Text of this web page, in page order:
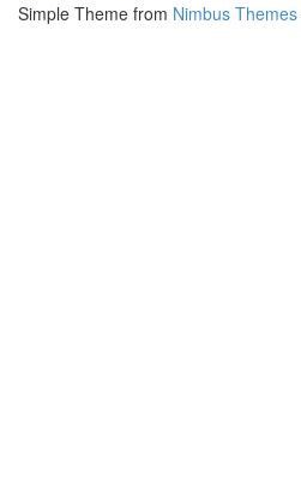
Simple Theme from Nimbus Themes